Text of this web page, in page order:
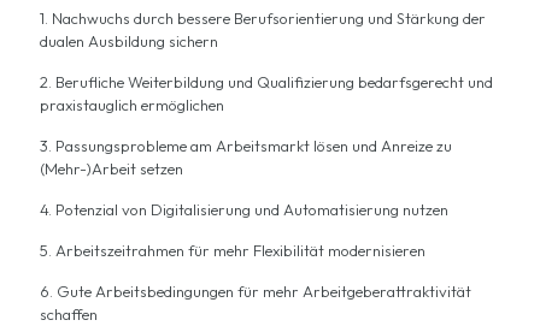
1. Nachwuchs durch bessere Berufsorientierung und Stärkung der
dualen Ausbildung sichern
2. Berufliche Weiterbildung und Qualifizierung bedarfsgerecht und
praxistauglich ermöglichen
3. Passungsprobleme am Arbeitsmarkt lösen und Anreize zu
(Mehr-)Arbeit setzen
4. Potenzial von Digitalisierung und Automatisierung nutzen
5. Arbeitszeitrahmen für mehr Flexibilität modernisieren
6. Gute Arbeitsbedingungen für mehr Arbeitgeberattraktivität
schaffen